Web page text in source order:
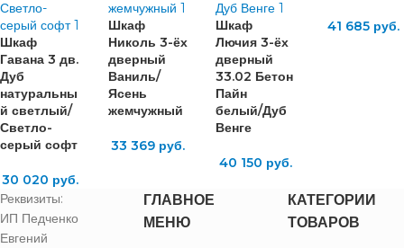
Шкаф
Гавана 3 дв.
Дуб
натуральны
й светлый/
Светло-
серый софт
30 020 руб.
Шкаф
Николь 3-ёх
дверный
Ваниль/
Ясень
жемчужный
33 369 руб.
Шкаф
Лючия 3-ёх
дверный
33.02 Бетон
Пайн
белый/Дуб
Венге
40 150 руб.
41 685 руб.
Реквизиты:
ИП Педченко
Евгений
ГЛАВНОЕ
МЕНЮ
КАТЕГОРИИ
ТОВАРОВ